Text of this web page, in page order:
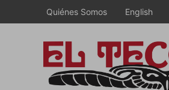
al
contenido
Quiénes Somos English